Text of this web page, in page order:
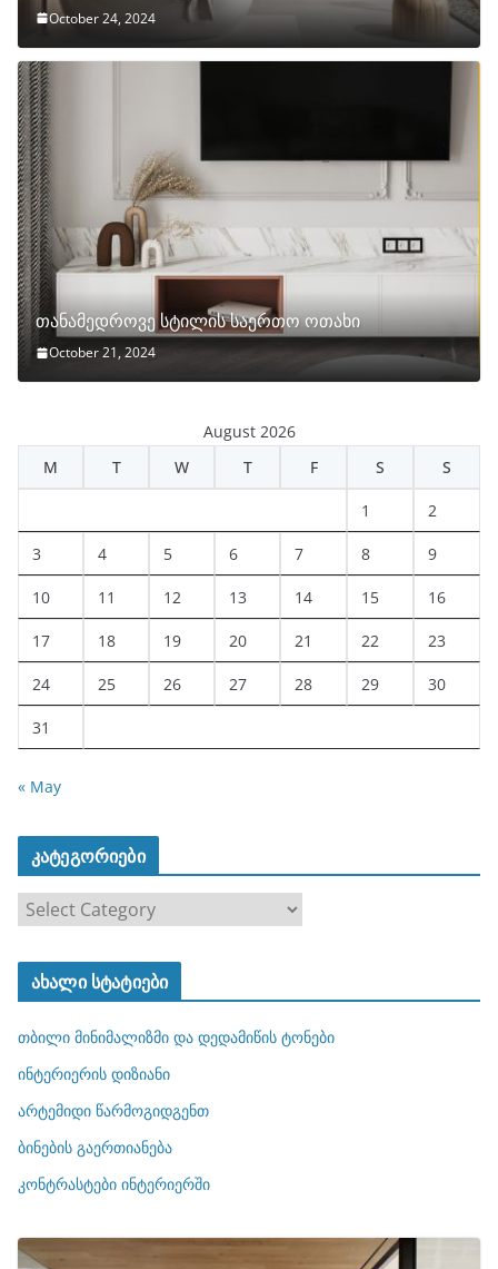
October 24, 2024
თანამედროვე სტილის საერთო ოთახი
October 21, 2024
August 2026
M
T W T F S S
1 2
3 4 5 6 7 8 9
10 11 12 13 14 15 16
17 18 19 20 21 22 23
24 25 26 27 28 29 30
31
« May
კატეგორიები
ტ
ო
რ
ბ
ი
ახალი სტატიები
თბილი მინიმალიზმი და დედამიწის ტონები
ინტერიერის დიზიანი
არტემიდი წარმოგიდგენთ
ბინების გაერთიანება
კონტრასტები ინტერიერში